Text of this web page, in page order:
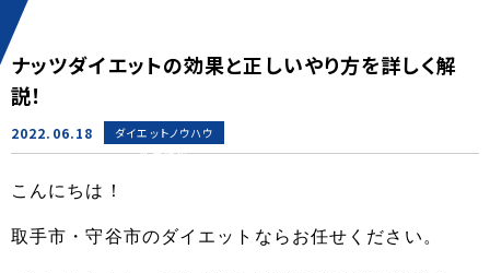
ナッツダイエットの効果と正しいやり方を詳しく解
説！
2022.06.18
ダイエットノウハウ
新着情報
こんにちは！
取手市・守谷市のダイエットならお任せください。